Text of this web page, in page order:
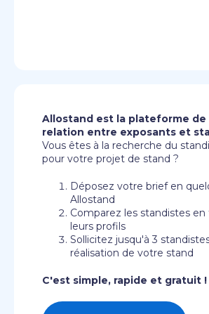
Allostand est la plateforme de
relation entre exposants et
Vous êtes à la recherche du
pour votre projet de stand ?
Déposez votre brief en
Allostand
Comparez les standistes
leurs profils
Sollicitez jusqu'à 3
réalisation de votre stand
C'est simple, rapide et gratuit !